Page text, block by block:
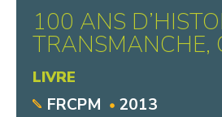
Musée de Folklore et
Maison de la Pierre
Musée de la Cour des
Centre de Mémoire de la
d’en Haut
100 ANS
TRANSMANCHE,
LIVRE
FRCPM 2013